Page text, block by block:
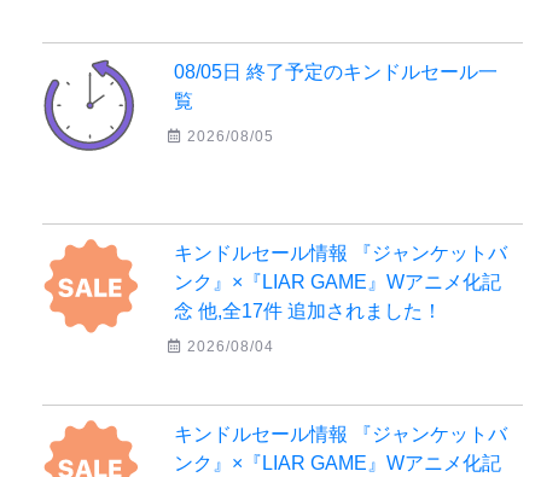
08/05日 終了予定のキンドルセール一
覧
2026/08/05
キンドルセール情報 『ジャンケットバ
ンク』×『LIAR GAME』Wアニメ化記
念 他,全17件 追加されました！
2026/08/04
キンドルセール情報 『ジャンケットバ
ンク』×『LIAR GAME』Wアニメ化記